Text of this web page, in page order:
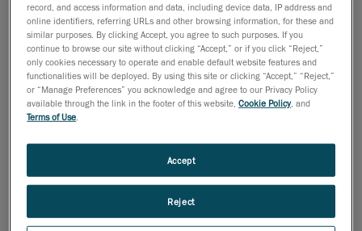
record, and access information and data, including device data, IP address and
online identifiers, referring URLs and other browsing information, for these and
similar purposes. By clicking Accept, you agree to such purposes. If you
continue to browse our site without clicking “Accept,” or if you click “Reject,”
only cookies necessary to operate and enable default website features and
functionalities will be deployed. By using this site or clicking “Accept,” “Reject,”
or “Manage Preferences” you acknowledge and agree to our Privacy Policy
available through the link in the footer of this website,Cookie Policy, and
Terms of Use
Reject
Accept